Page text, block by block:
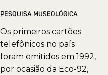
PESQUISA MUSEOLÓGICA
Os primeiros cartões
telefônicos no país
foram emitidos em 1992,
por ocasião da Eco-92,